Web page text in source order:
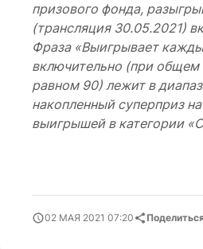
призового фонда,
(трансляция 30.05.2021)
Фраза «Выигрывает
включительно (при общем
равном 90) лежит в
накопленный суперприз
выигрышей в категории
02 МАЯ 2021 07:20